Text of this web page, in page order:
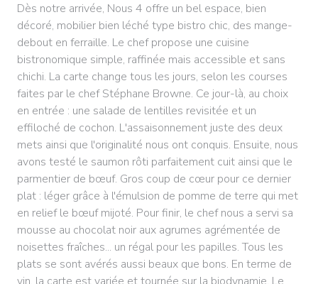
Dès notre arrivée, Nous 4 offre un bel espace, bien
décoré, mobilier bien léché type bistro chic, des mange-
debout en ferraille. Le chef propose une cuisine
bistronomique simple, raffinée mais accessible et sans
chichi. La carte change tous les jours, selon les courses
faites par le chef Stéphane Browne. Ce jour-là, au choix
en entrée : une salade de lentilles revisitée et un
effiloché de cochon. L'assaisonnement juste des deux
mets ainsi que l'originalité nous ont conquis. Ensuite, nous
avons testé le saumon rôti parfaitement cuit ainsi que le
parmentier de bœuf. Gros coup de cœur pour ce dernier
plat : léger grâce à l'émulsion de pomme de terre qui met
en relief le bœuf mijoté. Pour finir, le chef nous a servi sa
mousse au chocolat noir aux agrumes agrémentée de
noisettes fraîches... un régal pour les papilles. Tous les
plats se sont avérés aussi beaux que bons. En terme de